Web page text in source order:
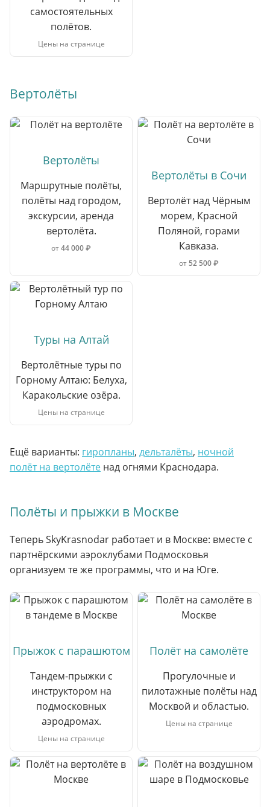
самостоятельных
полётов.
Цены на странице
Вертолёты
Вертолёты
Маршрутные полёты,
полёты над городом,
экскурсии, аренда
вертолёта.
от44 000 ₽
Вертолёты в Сочи
Вертолёт над Чёрным
морем, Красной
Поляной, горами
Кавказа.
от52 500 ₽
Туры на Алтай
Вертолётные туры по
Горному Алтаю: Белуха,
Каракольские озёра.
Цены на странице
Ещё варианты: гиропланы, дельталёты, ночной
полёт на вертолёте над огнями Краснодара.
Полёты и прыжки в Москве
Теперь SkyKrasnodar работает и в Москве: вместе с
партнёрскими аэроклубами Подмосковья
организуем те же программы, что и на Юге.
Прыжок с парашютом
Тандем-прыжки с
инструктором на
подмосковных
аэродромах.
Цены на странице
Полёт на самолёте
Прогулочные и
пилотажные полёты над
Москвой и областью.
Цены на странице